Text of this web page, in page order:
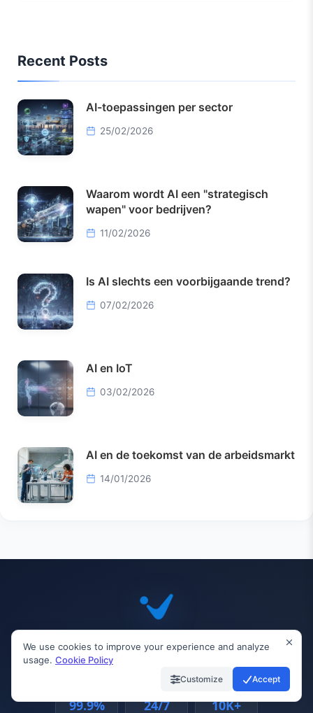
Recent Posts
AI-toepassingen per sector
25/02/2026
Waarom wordt AI een "strategisch
wapen" voor bedrijven?
11/02/2026
Is AI slechts een voorbijgaande trend?
07/02/2026
AI en IoT
03/02/2026
AI en de toekomst van de arbeidsmarkt
14/01/2026
INVIAI
99.9% 24/7 10K+
We use cookies to improve your experience and analyze
usage. Cookie Policy
Customize Accept